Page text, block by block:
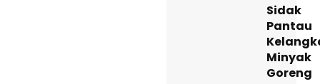
Sidak
Pantau
Minyak
Goreng